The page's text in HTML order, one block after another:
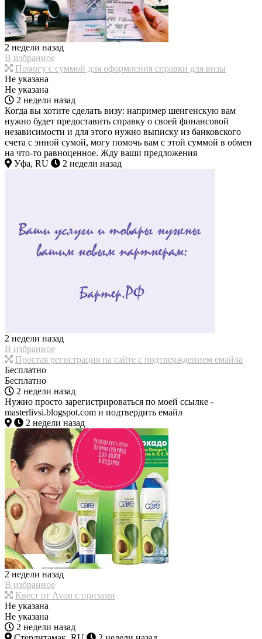
2 недели назад
В избранное
Помогу с суммой для оформления справки для визы
Не указана
Не указана
2 недели назад
Когда вы хотите сделать визу: например шенгенскую вам
нужно будет предоставить справку о своей финансовой
независимости и для этого нужно выписку из банковского
счета с энной сумой, могу помочь вам с этой суммой в обмен
на что-то равноценное. Жду ваши предложения
Уфа, RU
2 недели назад
2 недели назад
В избранное
Простая регистрация на сайте с подтверждением емайла
Бесплатно
Бесплатно
2 недели назад
Нужно просто зарегистрироваться по моей ссылке -
masterlivsi.blogspot.com и подтвердить емайл
2 недели назад
2 недели назад
В избранное
Квест от Avon с призами
Не указана
Не указана
2 недели назад